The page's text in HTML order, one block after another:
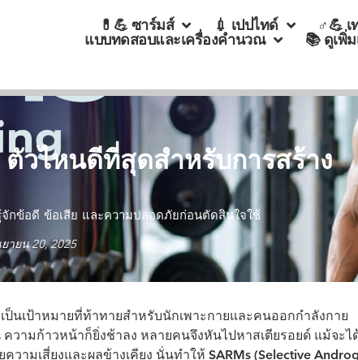
💊💪 ซาร์มส์ 💉 เปปไทด์ ♂💪
แบบทดสอบและเครื่องคำนวณ 📚 ดูเพิ่
ตัวไหนดีที่สุดสำหรับการสร้าง
กข้อดี ข้อเสีย และความปลอดภัยก่อนตัดสินใจใช้
ายน 20, 2025
เป็นเป้าหมายที่ท้าทายสำหรับนักเพาะกายและคนออกกำลังกาย
ความก้าวหน้าก็ยิ่งช้าลง หลายคนจึงหันไปหาสเตียรอยด์ แม้จะไ
ความเสี่ยงและผลข้างเคียง นั่นทำให้ SARMs (Selective